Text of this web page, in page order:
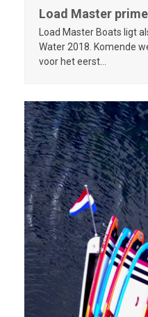
Load Master
Load Master Boats ligt
Water 2018. Komende
voor het eerst…